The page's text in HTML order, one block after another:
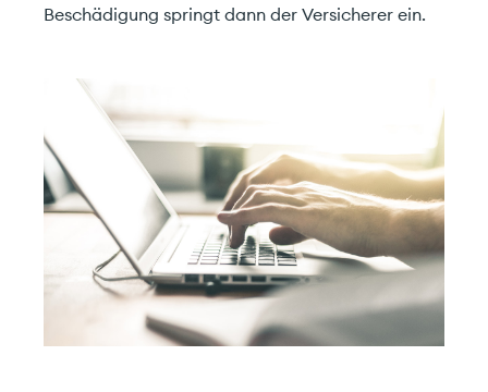
Beschädigung springt dann der Versicherer ein.